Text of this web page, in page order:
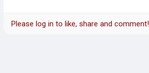
Please log in to like, share and comment!